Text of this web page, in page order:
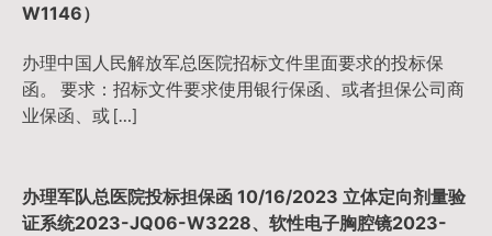
W1146）
办理中国人民解放军总医院招标文件里面要求的投标保
函。 要求：招标文件要求使用银行保函、或者担保公司商
业保函、或 […]
办理军队总医院投标担保函 10/16/2023 立体定向剂量验
证系统2023-JQ06-W3228、软性电子胸腔镜2023-